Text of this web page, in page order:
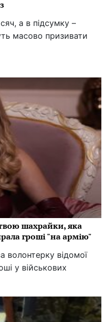
а в підсумку –
масово призивати
шахрайки, яка
гроші "на армію"
волонтерку відомої
у військових